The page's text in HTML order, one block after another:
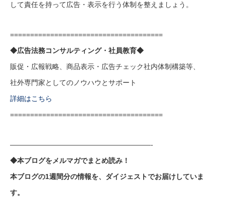
して責任を持って広告・表示を行う体制を整えましょう。
======================================
◆広告法務コンサルティング・社員教育◆
販促・広報戦略、商品表示・広告チェック社内体制構築等、
社外専門家としてのノウハウとサポート
詳細はこちら
======================================
————————————————————-
◆本ブログをメルマガでまとめ読み！
本ブログの1週間分の情報を、ダイジェストでお届けしていま
す。